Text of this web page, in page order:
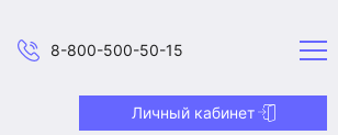
8-800-500-50-15
Личный кабинет